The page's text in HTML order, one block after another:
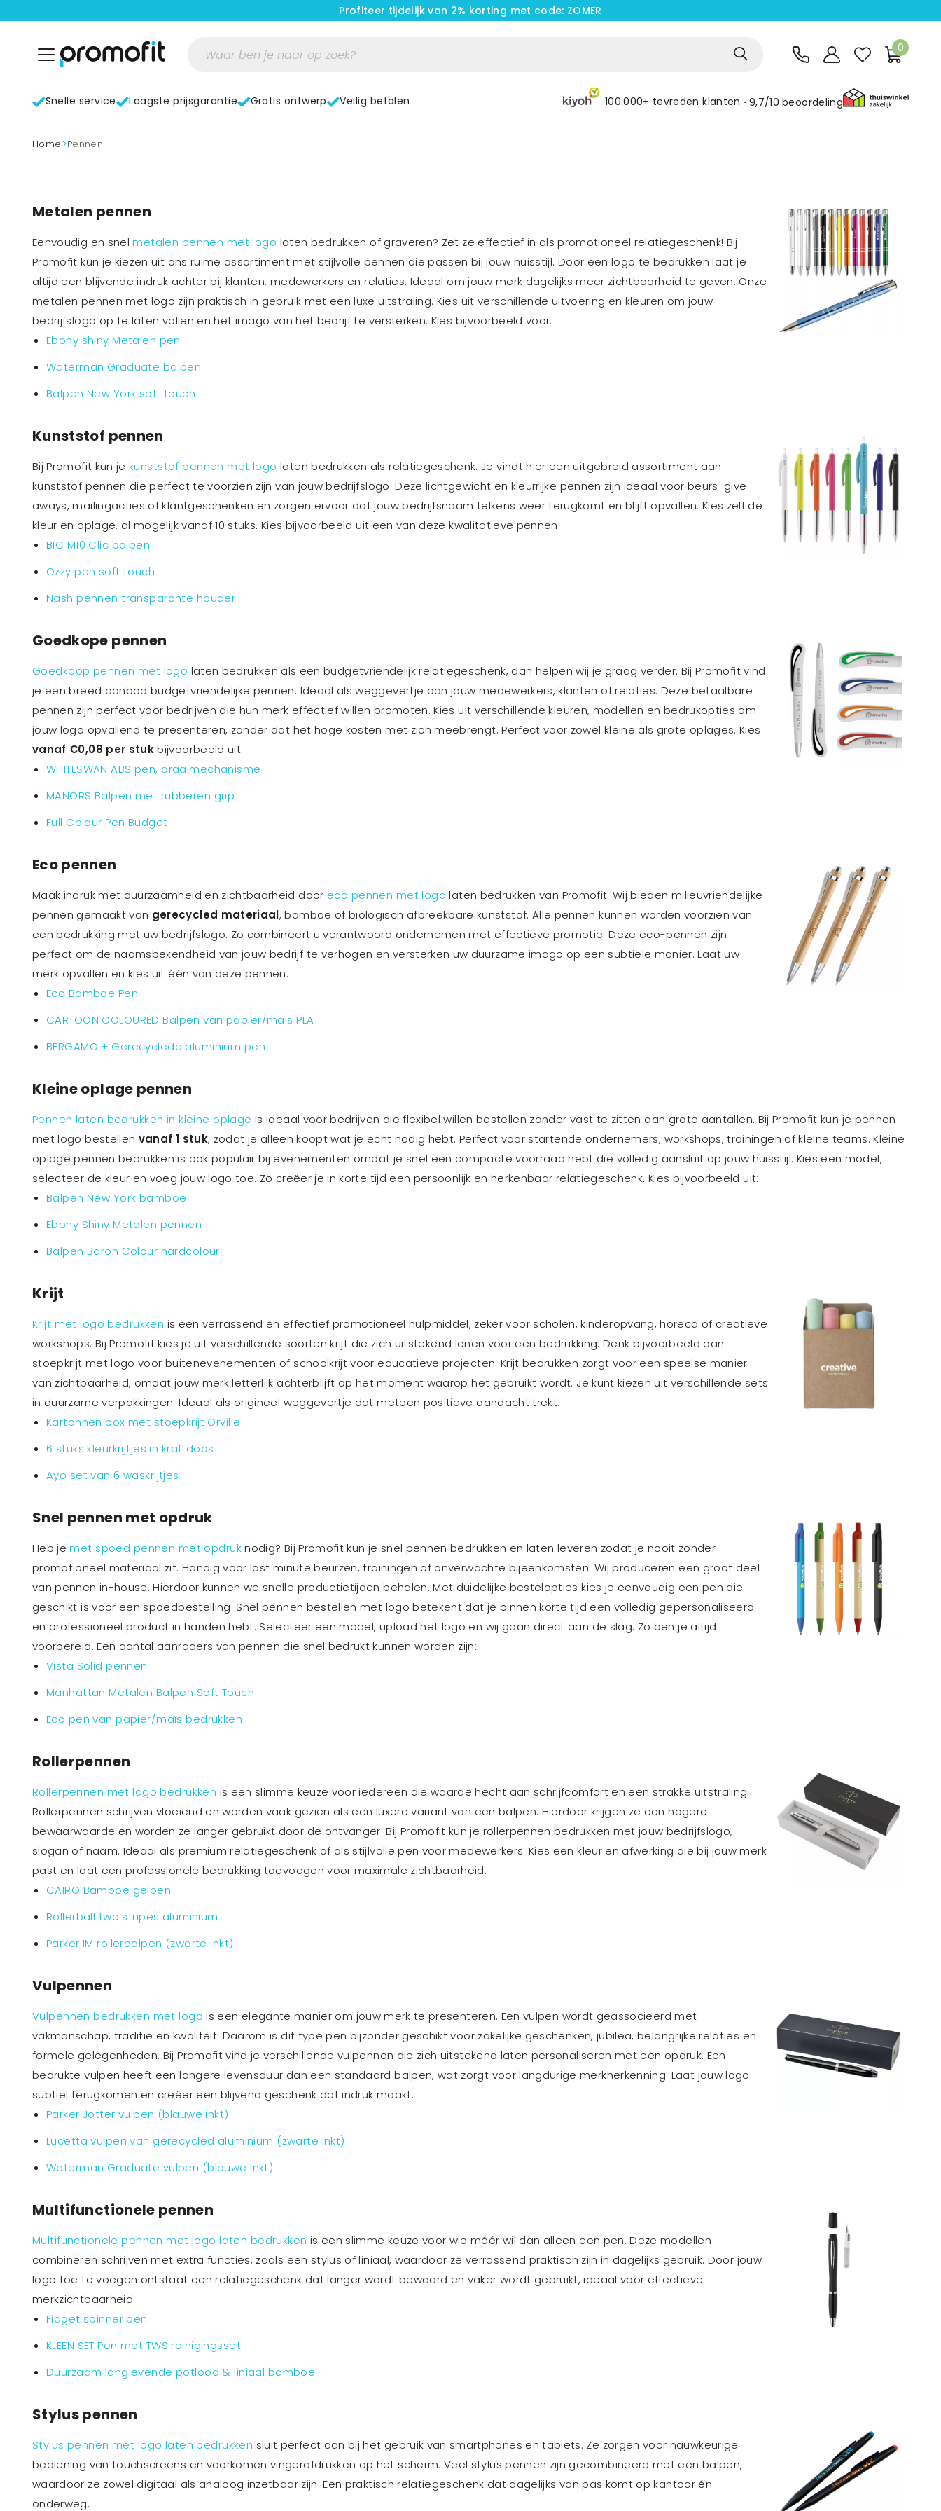
Profiteer tijdelijk van 2% korting met code: ZOMER
0
Snelle service Laagste prijsgarantie Gratis ontwerp Veilig betalen 100.000+ tevreden klanten 9,7/10 beoordeling
home> pennen
Metalen pennen
Eenvoudig en snelmetalen pennen met logo laten bedrukken of graveren? Zet ze effectief in als promotioneel relatiegeschenk! Bij
Promofit kun je kiezen uit ons ruime assortiment met stijlvolle pennen die passen bij jouw huisstijl. Door een logo te bedrukken laat je
altijd een blijvende indruk achter bij klanten, medewerkers en relaties. Ideaal om jouw merk dagelijks meer zichtbaarheid te geven. Onze
metalen pennen met logo zijn praktisch in gebruik met een luxe uitstraling. Kies uit verschillende uitvoering en kleuren om jouw
bedrijfslogo op te laten vallen en het imago van het bedrijf te versterken. Kies bijvoorbeeld voor:
Ebony shiny Metalen pen
Waterman Graduate balpen
Balpen New York soft touch
Kunststof pennen
Bij Promofit kun jekunststof pennen met logo laten bedrukken als relatiegeschenk. Je vindt hier een uitgebreid assortiment aan
kunststof pennen die perfect te voorzien zijn van jouw bedrijfslogo. Deze lichtgewicht en kleurrijke pennen zijn ideaal voor beurs-give-
aways, mailingacties of klantgeschenken en zorgen ervoor dat jouw bedrijfsnaam telkens weer terugkomt en blijft opvallen. Kies zelf de
kleur en oplage, al mogelijk vanaf 10 stuks. Kies bijvoorbeeld uit een van deze kwalitatieve pennen:
BIC M10 Clic balpen
Ozzy pen soft touch
Nash pennen transparante houder
Goedkope pennen
Goedkoop pennen met logo laten bedrukken als een budgetvriendelijk relatiegeschenk, dan helpen wij je graag verder. Bij Promofit vind
je een breed aanbod budgetvriendelijke pennen. Ideaal als weggevertje aan jouw medewerkers, klanten of relaties. Deze betaalbare
pennen zijn perfect voor bedrijven die hun merk effectief willen promoten. Kies uit verschillende kleuren, modellen en bedrukopties om
jouw logo opvallend te presenteren, zonder dat het hoge kosten met zich meebrengt. Perfect voor zowel kleine als grote oplages. Kies
vanaf €0,08 per stukbijvoorbeeld uit:
WHITESWAN ABS pen, draaimechanisme
MANORS Balpen met rubberen grip
Full Colour Pen Budget
Eco pennen
Maak indruk met duurzaamheid en zichtbaarheid door eco pennen met logo laten bedrukken van Promofit. Wij bieden milieuvriendelijke
pennen gemaakt van gerecycled materiaal, bamboe of biologisch afbreekbare kunststof. Alle pennen kunnen worden voorzien van
een bedrukking met uw bedrijfslogo. Zo combineert u verantwoord ondernemen met effectieve promotie. Deze eco-pennen zijn
perfect om de naamsbekendheid van jouw bedrijf te verhogen en versterken uw duurzame imago op een subtiele manier. Laat uw
merk opvallen en kies uit één van deze pennen:
Eco Bamboe Pen
CARTOON COLOURED Balpen van papier/maïs PLA
BERGAMO + Gerecyclede aluminium pen
Kleine oplage pennen
Pennen laten bedrukken in kleine oplage is ideaal voor bedrijven die flexibel willen bestellen zonder vast te zitten aan grote aantallen. Bij Promofit kun je pennen
met logo bestellen vanaf 1 stuk, zodat je alleen koopt wat je echt nodig hebt. Perfect voor startende ondernemers, workshops, trainingen of kleine teams. Kleine
oplage pennen bedrukken is ook populair bij evenementen omdat je snel een compacte voorraad hebt die volledig aansluit op jouw huisstijl. Kies een model,
selecteer de kleur en voeg jouw logo toe. Zo creëer je in korte tijd een persoonlijk en herkenbaar relatiegeschenk. Kies bijvoorbeeld uit:
Balpen New York bamboe
Ebony Shiny Metalen pennen
Balpen Baron Colour hardcolour
Krijt
Krijt met logo bedrukken is een verrassend en effectief promotioneel hulpmiddel, zeker voor scholen, kinderopvang, horeca of creatieve
workshops. Bij Promofit kies je uit verschillende soorten krijt die zich uitstekend lenen voor een bedrukking. Denk bijvoorbeeld aan
stoepkrijt met logo voor buitenevenementen of schoolkrijt voor educatieve projecten. Krijt bedrukken zorgt voor een speelse manier
van zichtbaarheid, omdat jouw merk letterlijk achterblijft op het moment waarop het gebruikt wordt. Je kunt kiezen uit verschillende sets
in duurzame verpakkingen. Ideaal als origineel weggevertje dat meteen positieve aandacht trekt.
Kartonnen box met stoepkrijt Orville
6 stuks kleurkrijtjes in kraftdoos
Ayo set van 6 waskrijtjes
Snel pennen met opdruk
Heb jemet spoed pennen met opdruknodig? Bij Promofit kun je snel pennen bedrukken en laten leveren zodat je nooit zonder
promotioneel materiaal zit. Handig voor last minute beurzen, trainingen of onverwachte bijeenkomsten. Wij produceren een groot deel
van pennen in-house. Hierdoor kunnen we snelle productietijden behalen. Met duidelijke bestelopties kies je eenvoudig een pen die
geschikt is voor een spoedbestelling. Snel pennen bestellen met logo betekent dat je binnen korte tijd een volledig gepersonaliseerd
en professioneel product in handen hebt. Selecteer een model, upload het logo en wij gaan direct aan de slag. Zo ben je altijd
voorbereid. Een aantal aanraders van pennen die snel bedrukt kunnen worden zijn:
Vista Solid pennen
Manhattan Metalen Balpen Soft Touch
Eco pen van papier/maïs bedrukken
Rollerpennen
Rollerpennen met logo bedrukken is een slimme keuze voor iedereen die waarde hecht aan schrijfcomfort en een strakke uitstraling.
Rollerpennen schrijven vloeiend en worden vaak gezien als een luxere variant van een balpen. Hierdoor krijgen ze een hogere
bewaarwaarde en worden ze langer gebruikt door de ontvanger. Bij Promofit kun je rollerpennen bedrukken met jouw bedrijfslogo,
slogan of naam. Ideaal als premium relatiegeschenk of als stijlvolle pen voor medewerkers. Kies een kleur en afwerking die bij jouw merk
past en laat een professionele bedrukking toevoegen voor maximale zichtbaarheid.
CAIRO Bamboe gelpen
Rollerball two stripes aluminium
Parker IM rollerbalpen (zwarte inkt)
Vulpennen
Vulpennen bedrukken met logo is een elegante manier om jouw merk te presenteren. Een vulpen wordt geassocieerd met
vakmanschap, traditie en kwaliteit. Daarom is dit type pen bijzonder geschikt voor zakelijke geschenken, jubilea, belangrijke relaties en
formele gelegenheden. Bij Promofit vind je verschillende vulpennen die zich uitstekend laten personaliseren met een opdruk. Een
bedrukte vulpen heeft een langere levensduur dan een standaard balpen, wat zorgt voor langdurige merkherkenning. Laat jouw logo
subtiel terugkomen en creëer een blijvend geschenk dat indruk maakt.
Parker Jotter vulpen (blauwe inkt)
Lucetta vulpen van gerecycled aluminium (zwarte inkt)
Waterman Graduate vulpen (blauwe inkt)
Multifunctionele pennen
Multifunctionele pennen met logo laten bedrukken is een slimme keuze voor wie méér wil dan alleen een pen. Deze modellen
combineren schrijven met extra functies, zoals een stylus of liniaal, waardoor ze verrassend praktisch zijn in dagelijks gebruik. Door jouw
logo toe te voegen ontstaat een relatiegeschenk dat langer wordt bewaard en vaker wordt gebruikt, ideaal voor effectieve
merkzichtbaarheid.
Fidget spinner pen
KLEEN SET Pen met TWS reinigingsset
Duurzaam langlevende potlood & liniaal bamboe
Stylus pennen
Stylus pennen met logo laten bedrukken sluit perfect aan bij het gebruik van smartphones en tablets. Ze zorgen voor nauwkeurige
bediening van touchscreens en voorkomen vingerafdrukken op het scherm. Veel stylus pennen zijn gecombineerd met een balpen,
waardoor ze zowel digitaal als analoog inzetbaar zijn. Een praktisch relatiegeschenk dat dagelijks van pas komt op kantoor én
onderweg.